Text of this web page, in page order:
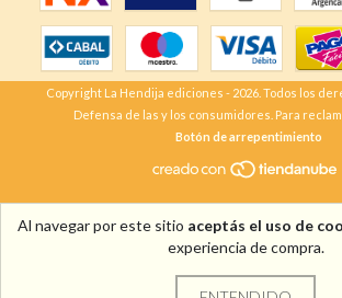
Al navegar por este sitio aceptás el uso de
experiencia de compra.
Copyright La Hendija ediciones - 2026. Todos los
Defensa de las y los consumidores. Para
Botón de arrepentimiento